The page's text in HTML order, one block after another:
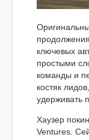
ключевых
простыми
команды и
костяк
удерживать
Хаузер
Ventures.